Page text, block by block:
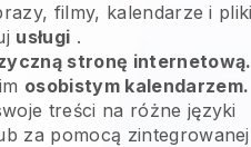
filmy, kalendarze i
usługi .
stronę internetową.
osobistym kalendarzem.
treści na różne języki
za pomocą zintegrowanej